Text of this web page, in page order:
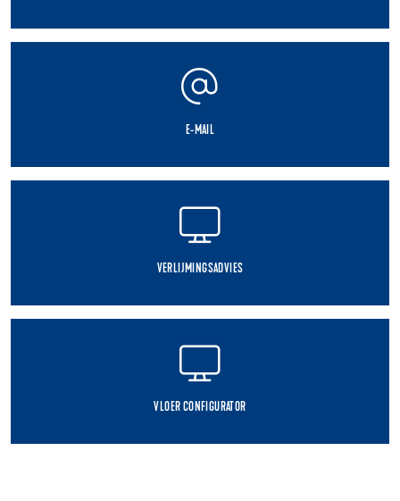
E-MAIL
VERLIJMINGSADVIES
VLOER CONFIGURATOR